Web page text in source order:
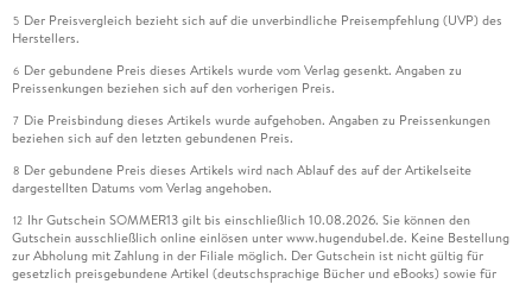
5 Der Preisvergleich bezieht sich auf die unverbindliche Preisempfehlung (UVP) des
Herstellers.
6 Der gebundene Preis dieses Artikels wurde vom Verlag gesenkt. Angaben zu
Preissenkungen beziehen sich auf den vorherigen Preis.
7 Die Preisbindung dieses Artikels wurde aufgehoben. Angaben zu Preissenkungen
beziehen sich auf den letzten gebundenen Preis.
8 Der gebundene Preis dieses Artikels wird nach Ablauf des auf der Artikelseite
dargestellten Datums vom Verlag angehoben.
12 Ihr Gutschein SOMMER13 gilt bis einschließlich 10.08.2026. Sie können den
Gutschein ausschließlich online einlösen unter www.hugendubel.de. Keine Bestellung
zur Abholung mit Zahlung in der Filiale möglich. Der Gutschein ist nicht gültig für
gesetzlich preisgebundene Artikel (deutschsprachige Bücher und eBooks) sowie für